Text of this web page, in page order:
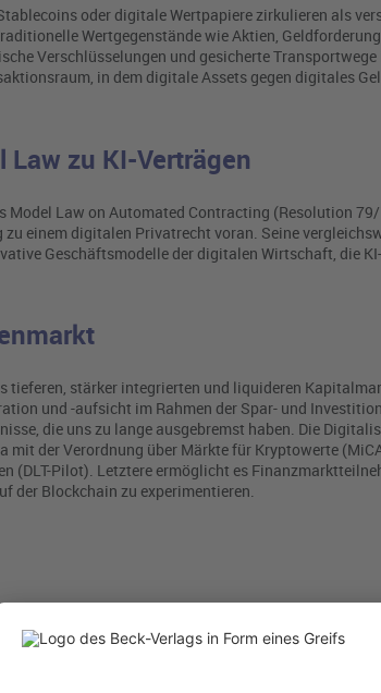
oder digitale Wertpapiere zirkulieren als
Wertgegenstände wie Aktien,
Verschlüsselungen und gesicherte
in dem digitale Assets gegen digitales
Law zu KI-Verträgen
Law on Automated Contracting (Resolution
einem digitalen Privatrecht voran. Seine
Geschäftsmodelle der digitalen Wirtschaft, die
tieferen, stärker integrierten und liquideren
und -aufsicht im Rahmen der Spar- und
die uns zu lange ausgebremst haben. Die
mit der Verordnung über Märkte für Kryptowerte
(DLT-Pilot). Letztere ermöglicht es
der Blockchain zu experimentieren.
die Schweiz Art. 973d ff. OR, das heißt Gesetze
und die Begleitgesetze spannen nur den